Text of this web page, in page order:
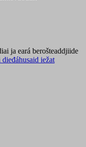
ja eará berošteaddjiide
iežat